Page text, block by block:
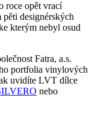
roce opět vrací
designérských
kterým nebyl osud
Fatra, a.s.
portfolia vinylových
uvidíte LVT dílce
nebo